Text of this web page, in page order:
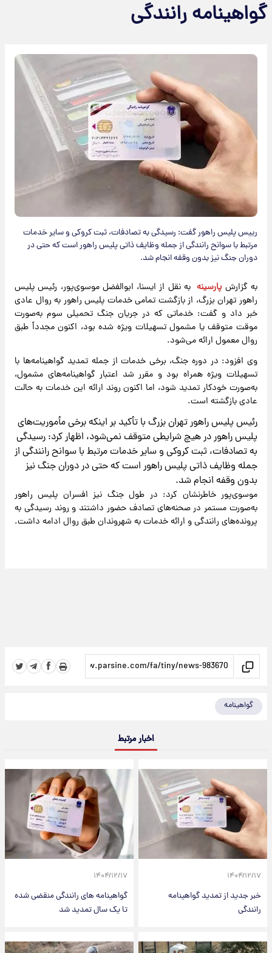
گواهینامه رانندگی
رییس پلیس راهور گفت: رسیدگی به تصادفات، ثبت کروکی و سایر خدمات
مرتبط با سوانح رانندگی از جمله وظایف ذاتی پلیس راهور است که حتی در
دوران جنگ نیز بدون وقفه انجام شد.
به گزارش پارسینهبه نقل از ایسنا، ابوالفضل موسوی‌پور، رئیس پلیس
راهور تهران بزرگ، از بازگشت تمامی خدمات پلیس راهور به روال عادی
خبر داد و گفت: خدماتی که در جریان جنگ تحمیلی سوم به‌صورت
موقت متوقف یا مشمول تسهیلات ویژه شده بود، اکنون مجدداً طبق
روال معمول ارائه می‌شود.
وی افزود: در دوره جنگ، برخی خدمات از جمله تمدید گواهینامه‌ها با
تسهیلات ویژه همراه بود و مقرر شد اعتبار گواهینامه‌های مشمول،
به‌صورت خودکار تمدید شود، اما اکنون روند ارائه این خدمات به حالت
عادی بازگشته است.
رئیس پلیس راهور تهران بزرگ با تأکید بر اینکه برخی مأموریت‌های
پلیس راهور در هیچ شرایطی متوقف نمی‌شود، اظهار کرد: رسیدگی
به تصادفات، ثبت کروکی و سایر خدمات مرتبط با سوانح رانندگی از
جمله وظایف ذاتی پلیس راهور است که حتی در دوران جنگ نیز
بدون وقفه انجام شد.
موسوی‌پور خاطرنشان کرد: در طول جنگ نیز افسران پلیس راهور
به‌صورت مستمر در صحنه‌های تصادف حضور داشتند و روند رسیدگی به
پرونده‌های رانندگی و ارائه خدمات به شهروندان طبق روال ادامه داشت.
گواهینامه
اخبار مرتبط
۱۴۰۴/۱۲/۱۷
خبر جدید از تمدید گواهینامه
رانندگی
۱۴۰۴/۱۲/۱۷
گواهینامه‌ های رانندگی منقضی‌ شده
تا یک سال تمدید شد